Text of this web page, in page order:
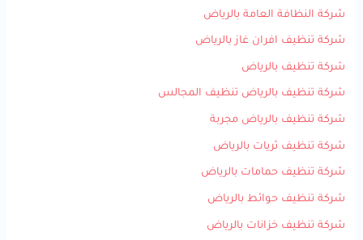
شركة النظافة العامة بالرياض
شركة تنظيف افران غاز بالرياض
شركة تنظيف بالرياض
شركة تنظيف بالرياض تنظيف المجالس
شركة تنظيف بالرياض مجربة
شركة تنظيف ثريات بالرياض
شركة تنظيف حمامات بالرياض
شركة تنظيف حوائط بالرياض
شركة تنظيف خزانات بالرياض